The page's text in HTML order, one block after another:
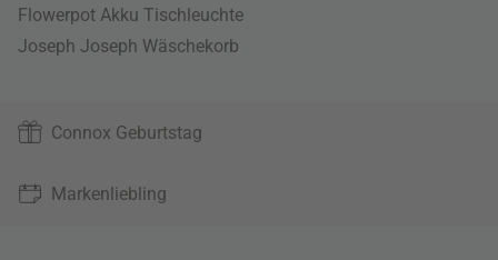
Flowerpot Akku Tischleuchte
Joseph Joseph Wäschekorb
Connox Geburtstag
Markenliebling